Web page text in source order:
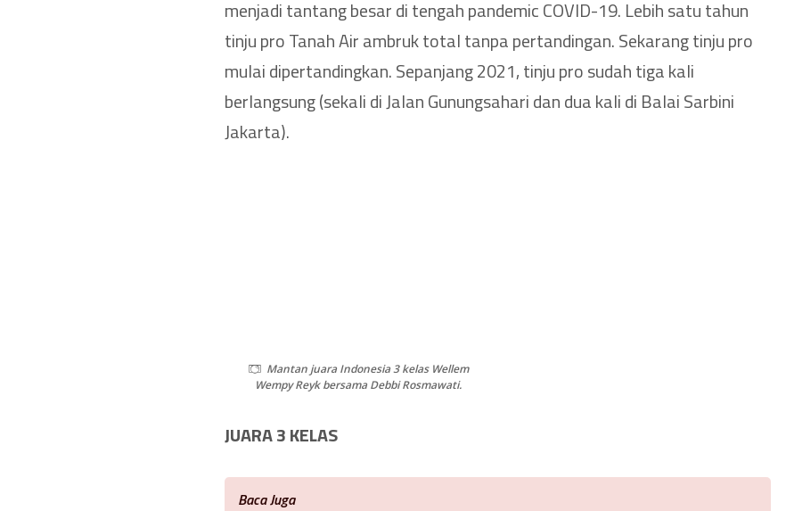
menjadi tantang besar di tengah pandemic COVID-19. Lebih satu tahun
tinju pro Tanah Air ambruk total tanpa pertandingan. Sekarang tinju pro
mulai dipertandingkan. Sepanjang 2021, tinju pro sudah tiga kali
berlangsung (sekali di Jalan Gunungsahari dan dua kali di Balai Sarbini
Jakarta).
Mantan juara Indonesia 3 kelas Wellem
Wempy Reyk bersama Debbi Rosmawati.
JUARA 3 KELAS
Baca Juga